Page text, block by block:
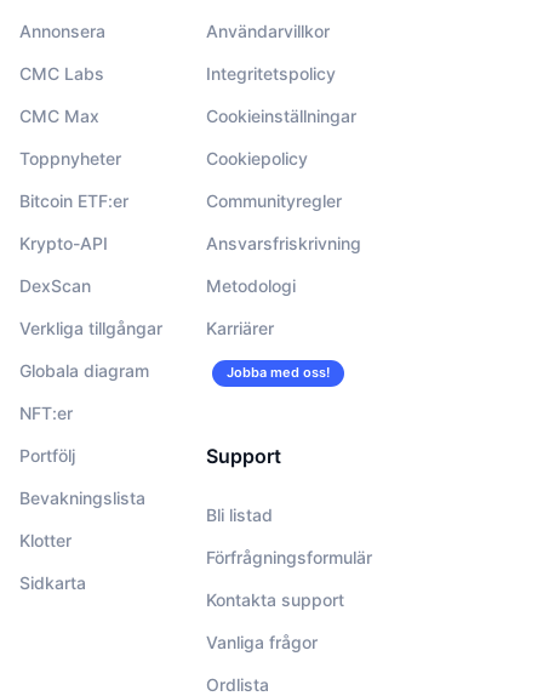
Annonsera
CMC Labs
CMC Max
Toppnyheter
Bitcoin ETF:er
Krypto-API
DexScan
Verkliga tillgångar
Globala diagram
NFT:er
Portfölj
Bevakningslista
Klotter
Sidkarta
Användarvillkor
Integritetspolicy
Cookieinställningar
Cookiepolicy
Communityregler
Ansvarsfriskrivning
Metodologi
Karriärer
Jobba med oss!
Support
Bli listad
Förfrågningsformulär
Kontakta support
Vanliga frågor
Ordlista